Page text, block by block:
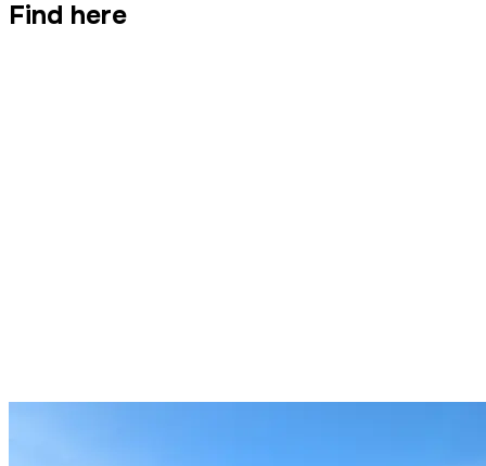
Find here